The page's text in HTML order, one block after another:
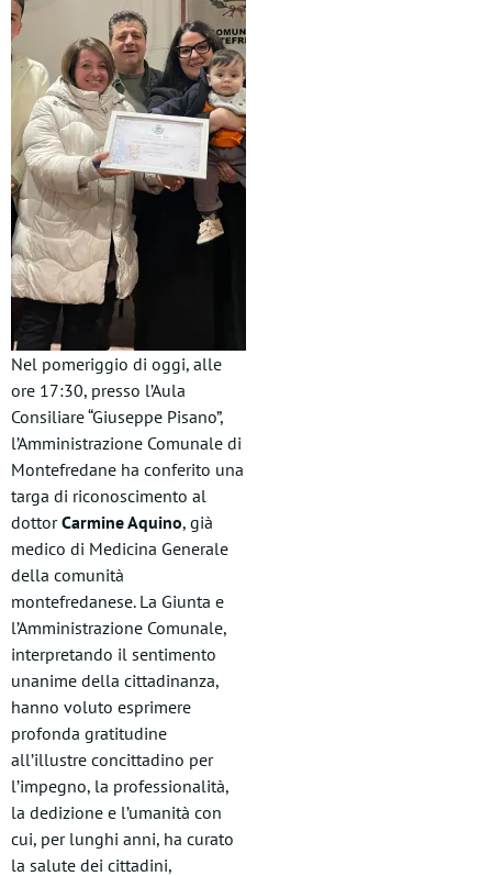
Nel pomeriggio di oggi, alle
ore 17:30, presso l’Aula
Consiliare “Giuseppe Pisano”,
l’Amministrazione Comunale di
Montefredane ha conferito una
targa di riconoscimento al
dottorCarmine Aquino, già
medico di Medicina Generale
della comunità
montefredanese. La Giunta e
l’Amministrazione Comunale,
interpretando il sentimento
unanime della cittadinanza,
hanno voluto esprimere
profonda gratitudine
all’illustre concittadino per
l’impegno, la professionalità,
la dedizione e l’umanità con
cui, per lunghi anni, ha curato
la salute dei cittadini,